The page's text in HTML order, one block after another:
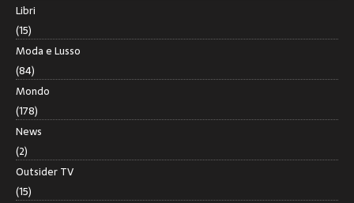
Libri
(15)
Moda e Lusso
(84)
Mondo
(178)
News
(2)
Outsider TV
(15)